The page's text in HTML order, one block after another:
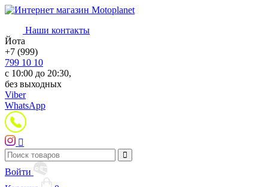
Наши контакты
Йота
+7 (999)
799 10 10
с 10:00 до 20:30,
без выходных
Viber
WhatsApp
Войти